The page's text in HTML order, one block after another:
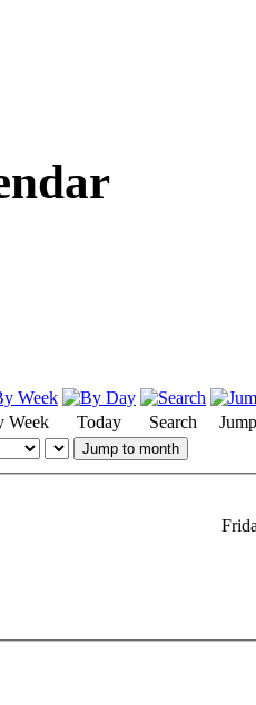
Week Today Search
Jump to month